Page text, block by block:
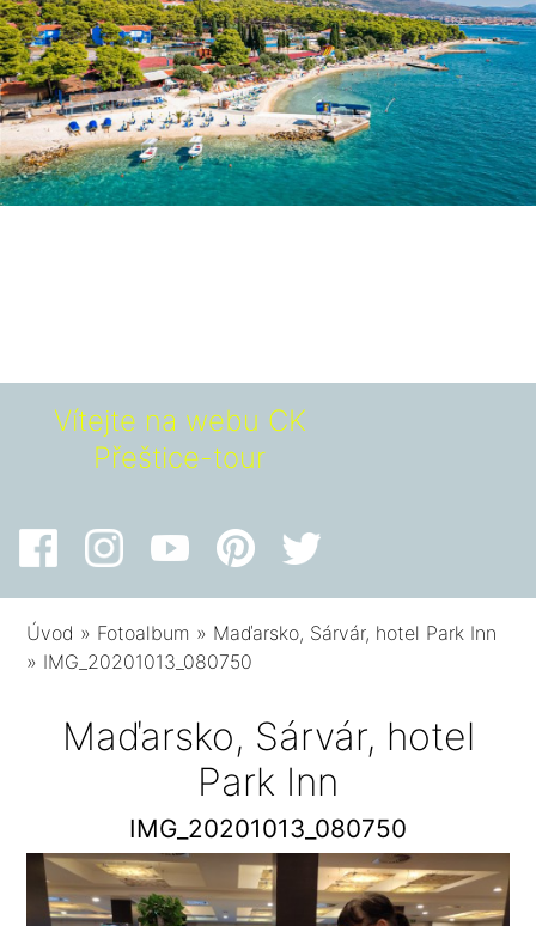
Vítejte na webu CK
Přeštice-tour
Úvod » Fotoalbum » Maďarsko, Sárvár, hotel Park Inn
» IMG_20201013_080750
Maďarsko, Sárvár, hotel
Park Inn
IMG_20201013_080750